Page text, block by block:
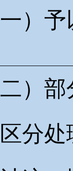
一）
二）
区分